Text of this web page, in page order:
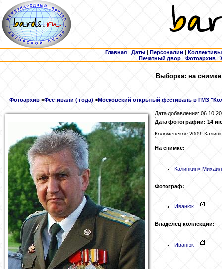
Главная | Даты | Персоналии | Коллективы
Печатный двор |Фотоархив |
Выборка: на
Фотоархив >Фестивали ( года) >Московский открытый фестиваль в ГМЗ
Дата добавления:
Дата фотографии: 14
Коломенское 2009.
На снимке:
Калинкин<
Фотограф:
Иванюк
Владелец коллекции:
Иванюк